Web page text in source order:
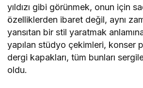
yıldızı gibi görünmek, onun için
özelliklerden ibaret değil, aynı
yansıtan bir stil yaratmak
yapılan stüdyo çekimleri, konser
dergi kapakları, tüm bunları
oldu.